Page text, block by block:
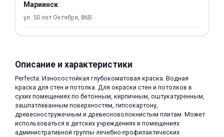
Мариинск
ул. 50 лет Октября, 86В
Описание и характеристики
Perfecta. Износостойкая глубокоматовая краска. Водная
краска для стен и потолка. Для окраски стен и потолков в
сухих помещениях по бетонным, кирпичным, оштукатуренным,
зашпатлеванным поверхностям, гипсокартону,
древесностружечным и древесноволокнистым плитам. Может
использоваться в детских учреждениях и помещениях
административной группы лечебно-профилактических
раз в 2 недели